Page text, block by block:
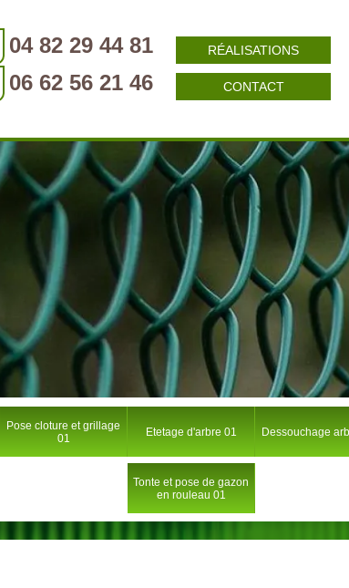
04 82 29 44 81
06 62 56 21 46
RÉALISATIONS
CONTACT
Pose cloture et grillage
01
Etetage d'arbre 01 Dessouchage
Tonte et pose de gazon
en rouleau 01